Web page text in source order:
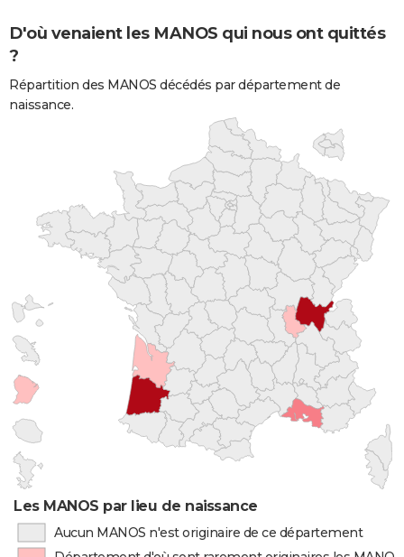
D'où venaient les MANOS qui nous ont quittés
?
Répartition des MANOS décédés par département de
naissance.
Les MANOS par lieu de naissance
Aucun MANOS n'est originaire de ce département